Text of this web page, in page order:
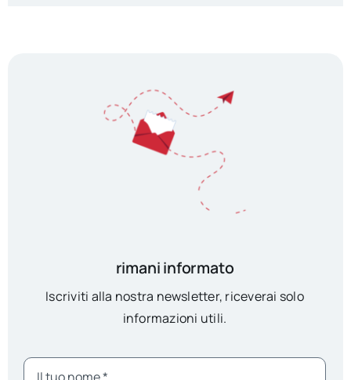
rimani informato
Iscriviti alla nostra newsletter, riceverai solo
informazioni utili.